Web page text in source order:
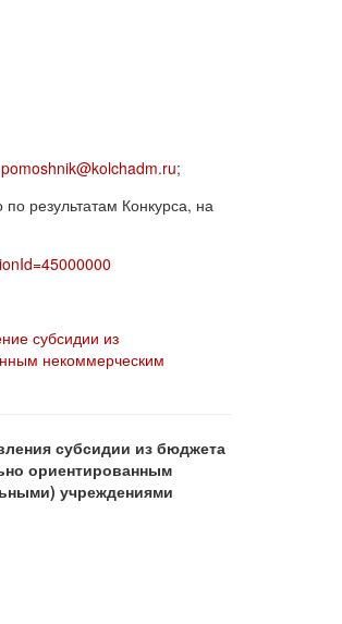
pomoshnik@kolchadm.ru;
результатам Конкурса, на
субсидии из
некоммерческим
субсидии из бюджета
ориентированным
учреждениями